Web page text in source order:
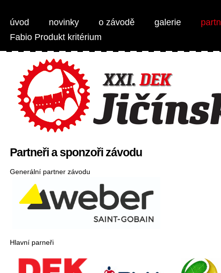
úvod novinky o závodě galerie
Fabio Produkt kritérium
Partneři a sponzoři závodu
Generální partner závodu
Hlavní parneři